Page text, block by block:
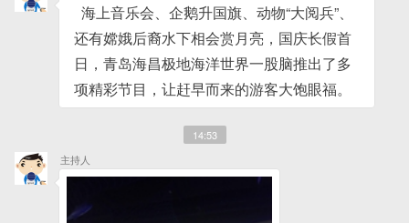
海上音乐会、企鹅升国旗、动物“大阅兵”、
还有嫦娥后裔水下相会赏月亮，国庆长假首
日，青岛海昌极地海洋世界一股脑推出了多
项精彩节目，让赶早而来的游客大饱眼福。
14:53
主持人